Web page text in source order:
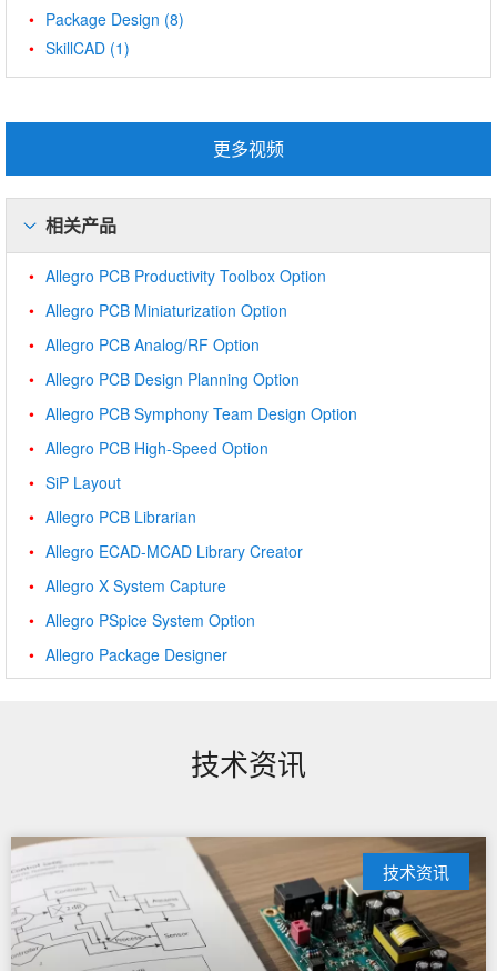
Package Design (8)
SkillCAD (1)
更多视频
相关产品
Allegro PCB Productivity Toolbox Option
Allegro PCB Miniaturization Option
Allegro PCB Analog/RF Option
Allegro PCB Design Planning Option
Allegro PCB Symphony Team Design Option
Allegro PCB High-Speed Option
SiP Layout
Allegro PCB Librarian
Allegro ECAD-MCAD Library Creator
Allegro X System Capture
Allegro PSpice System Option
Allegro Package Designer
技术资讯
技术资讯